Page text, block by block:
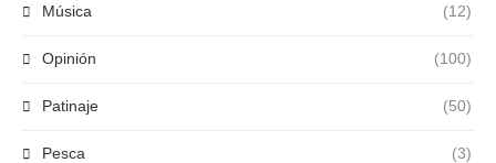
Música (12)
Opinión (100)
Patinaje (50)
Pesca (3)